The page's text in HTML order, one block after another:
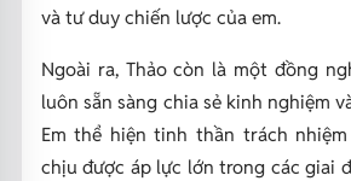
và tư duy chiến lược của em.
Ngoài ra, Thảo còn là một đồng
luôn sẵn sàng chia sẻ kinh nghiệm
Em thể hiện tinh thần trách
chịu được áp lực lớn trong các giai